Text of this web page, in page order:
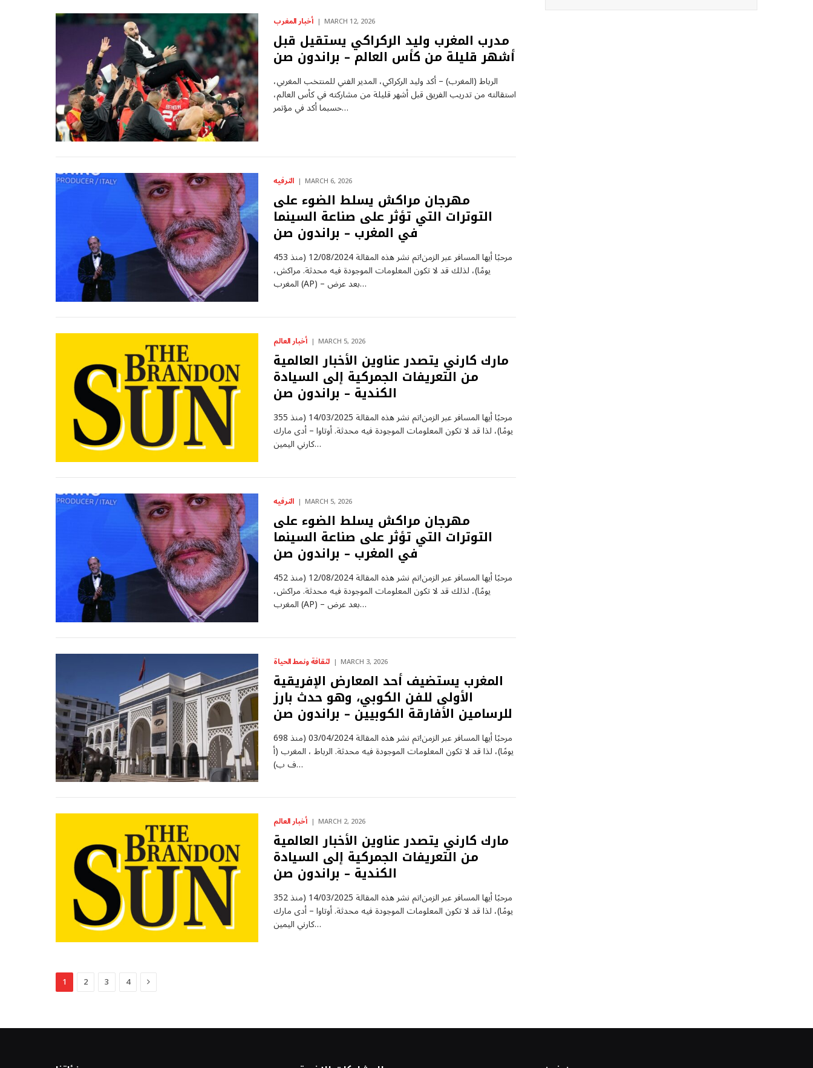
أخبار المغرب MARCH 12, 2026
مدرب المغرب وليد الركراكي يستقيل قبل
أشهر قليلة من كأس العالم – براندون صن
الرباط (المغرب) – أكد وليد الركراكي، المدير الفني للمنتخب المغربي،
استقالته من تدريب الفريق قبل أشهر قليلة من مشاركته في كأس العالم،
حسبما أكد في مؤتمر…
الترفيه MARCH 6, 2026
مهرجان مراكش يسلط الضوء على
التوترات التي تؤثر على صناعة السينما
في المغرب – براندون صن
مرحبًا أيها المسافر عبر الزمن!تم نشر هذه المقالة 12/08/2024 (منذ 453
يومًا)، لذلك قد لا تكون المعلومات الموجودة فيه محدثة. مراكش،
المغرب (AP) – بعد عرض…
أخبار العالم MARCH 5, 2026
مارك كارني يتصدر عناوين الأخبار العالمية
من التعريفات الجمركية إلى السيادة
الكندية – براندون صن
مرحبًا أيها المسافر عبر الزمن!تم نشر هذه المقالة 14/03/2025 (منذ 355
يومًا)، لذا قد لا تكون المعلومات الموجودة فيه محدثة. أوتاوا – أدى مارك
كارني اليمين…
الترفيه MARCH 5, 2026
مهرجان مراكش يسلط الضوء على
التوترات التي تؤثر على صناعة السينما
في المغرب – براندون صن
مرحبًا أيها المسافر عبر الزمن!تم نشر هذه المقالة 12/08/2024 (منذ 452
يومًا)، لذلك قد لا تكون المعلومات الموجودة فيه محدثة. مراكش،
المغرب (AP) – بعد عرض…
لثقافة ونمط الحياة MARCH 3, 2026
المغرب يستضيف أحد المعارض الإفريقية
الأولى للفن الكوبي، وهو حدث بارز
للرسامين الأفارقة الكوبيين – براندون صن
مرحبًا أيها المسافر عبر الزمن!تم نشر هذه المقالة 03/04/2024 (منذ 698
يومًا)، لذا قد لا تكون المعلومات الموجودة فيه محدثة. الرباط ، المغرب (أ
ف ب)…
أخبار العالم MARCH 2, 2026
مارك كارني يتصدر عناوين الأخبار العالمية
من التعريفات الجمركية إلى السيادة
الكندية – براندون صن
مرحبًا أيها المسافر عبر الزمن!تم نشر هذه المقالة 14/03/2025 (منذ 352
يومًا)، لذا قد لا تكون المعلومات الموجودة فيه محدثة. أوتاوا – أدى مارك
كارني اليمين…
1 2 3 4 Next